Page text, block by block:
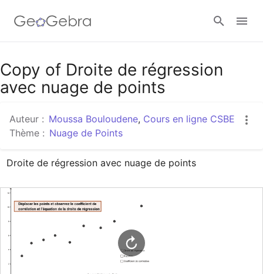
Google Classroom
Copy of Droite de régression
avec nuage de points
Auteur : Moussa Bouloudene, Cours en ligne CSBE
Thème : Nuage de Points
Droite de régression avec nuage de points